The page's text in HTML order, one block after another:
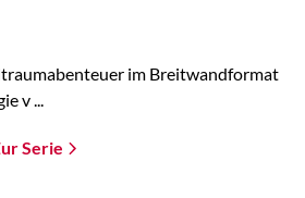
im Breitwandformat
v ...
Serie